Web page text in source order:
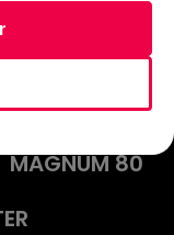
MAGNUM 80